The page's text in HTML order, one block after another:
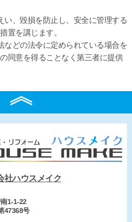
い、毀損を防止し、安全に管理する
置を講じます。
などの法令に定められている場合を
同意を得ることなく第三者に提供
社ハウスメイク
1-1-22
47368号